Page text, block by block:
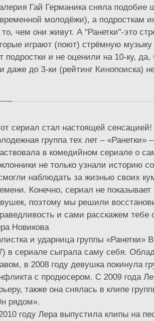
Гай Германика сняла подобие
молодёжи), а подросткам
то, чем они живут. А "Ранетки"-это
играют (поют) стрёмную
подростки и не оценили на 10-ку, да,
даже до 3-ки (рейтинг Кинопоиска)
сериал стал настоящей
группа тех лет – «Ранетки»
в комедийном сериале о
не только узнали историю
наблюдать за жизнью своих
Конечно, сериал не
поэтому мы решили
и сами расскажем тебе
Новикова
и ударница группы «Ранетки»
в сериале сыграла саму себя.
в 2008 году девушка покинула
с продюсером. С 2009 года
также она снялась в клипе
рядом».
году Лера выпустила клипы на